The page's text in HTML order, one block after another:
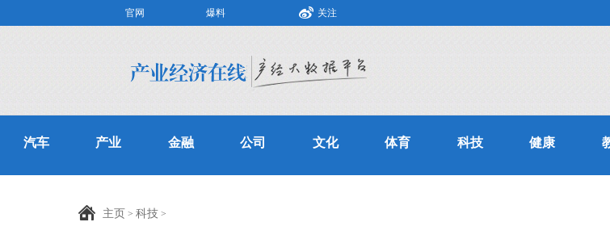
官网 爆料 关注
汽车 产业 金融 公司 文化 体育 科技 健康
主页 >科技 >